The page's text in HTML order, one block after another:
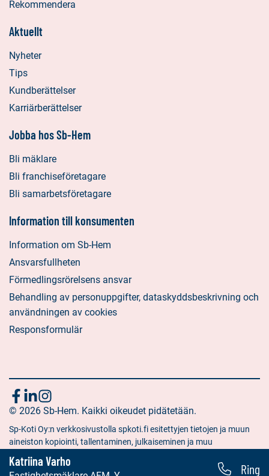
Katriina Varho Ring
Rekommendera
Aktuellt
Nyheter
Tips
Kundberättelser
Karriärberättelser
Jobba hos Sb-Hem
Bli mäklare
Bli franchiseföretagare
Bli samarbetsföretagare
Information till konsumenten
Information om Sb-Hem
Ansvarsfullheten
Förmedlingsrörelsens ansvar
Behandling av personuppgifter, dataskyddsbeskrivning och
användningen av cookies
Responsformulär
Följ
oss
Sociala
media:
facebook
Sociala
media:
linkedin
Sociala
media:
instagram
© 2026 Sb-Hem. Kaikki oikeudet pidätetään.
Sp-Koti Oy:n verkkosivustolla spkoti.fi esitettyjen tietojen ja muun
aineiston kopiointi, tallentaminen, julkaiseminen ja muu
ilman Sp-Koti Oy:n antamaa kirjallista lupaa.